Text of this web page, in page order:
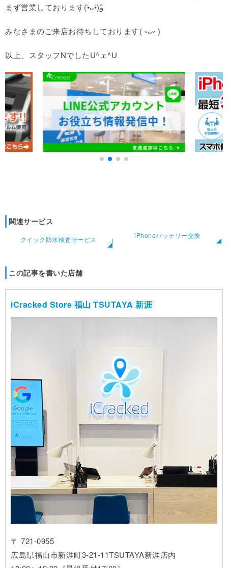
みなさまのご来店お待ちしております( ᵕᴗᵕ )
以上、スタッフNでしたU^ェ^U
関連サービス
iPhone 6 修理 iPhoneバッテリー交換
クイック防水検査サービス
この記事を書いた店舗
iCracked Store 福山 TSUTAYA 新涯
〒 721-0955
広島県福山市新涯町3-21-11TSUTAYA新涯店内